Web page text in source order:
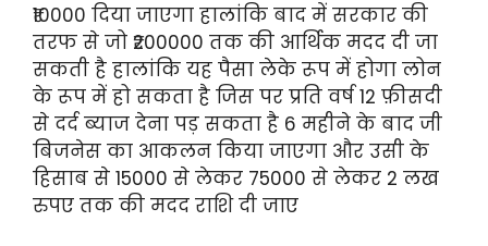
₹10000 दिया जाएगा हालांकि बाद में सरकार की
तरफ से जो ₹200000 तक की आर्थिक मदद दी जा
सकती है हालांकि यह पैसा लेके रूप में होगा लोन
के रूप में हो सकता है जिस पर प्रति वर्ष 12 फ़ीसदी
से दर्द ब्याज देना पड़ सकता है 6 महीने के बाद जी
बिजनेस का आकलन किया जाएगा और उसी के
हिसाब से 15000 से लेकर 75000 से लेकर 2 लख
रुपए तक की मदद राशि दी जाए